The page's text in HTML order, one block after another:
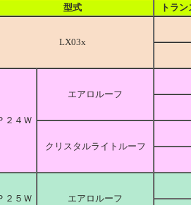
型式 トラ
LX03x
２４Ｗ
エアロルーフ
クリスタルライトルーフ
２５Ｗ エアロルーフ